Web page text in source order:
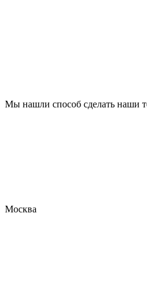
Мы нашли способ сделать наши
Москва